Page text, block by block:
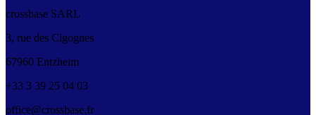
crossbase SARL
3, rue des Cigognes
67960 Entzheim
+33 3 39 25 04 03
office@crossbase.fr